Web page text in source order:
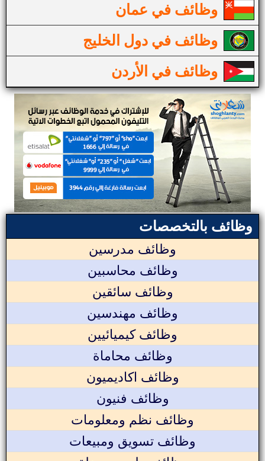
وظائف في عمان
وظائف في دول الخليج
وظائف في الأردن
وظائف بالتخصصات
وظائف مدرسين
وظائف محاسبين
وظائف سائقين
وظائف مهندسين
وظائف كيميائيين
وظائف محاماة
وظائف اكاديميون
وظائف فنيون
وظائف نظم ومعلومات
وظائف تسويق ومبيعات